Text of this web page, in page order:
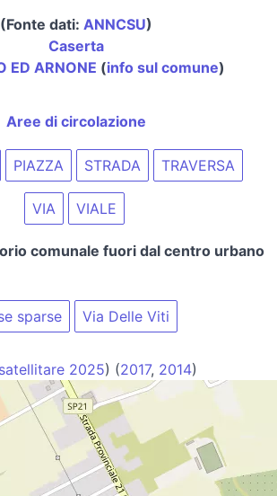
(Fonte dati: ANNCSU)
Caserta
ED ARNONE (info sul comune)
Aree di circolazione
PIAZZA STRADA TRAVERSA
VIA VIALE
comunale fuori dal centro urbano
sparse Via Delle Viti
2025) (2017, 2014)